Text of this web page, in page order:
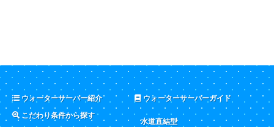
ウォーターサーバー紹介
こだわり条件から探す
ウォーターサーバーガイド
水道直結型